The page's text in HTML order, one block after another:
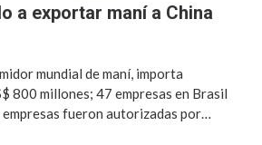
a exportar maní a China
mundial de maní, importa
800 millones; 47 empresas en Brasil
fueron autorizadas por…